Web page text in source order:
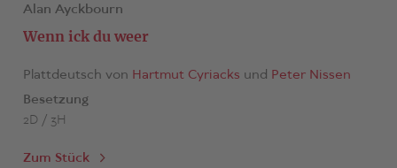
Alan Ayckbourn
Wenn ick du weer
Plattdeutsch von Hartmut Cyriacks und Peter Nissen
Besetzung
2D / 3H
Zum Stück